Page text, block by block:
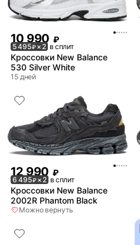
10 990 ₽
5 495₽× 2 в сплит
Кроссовки New Balance
530 Silver White
15 дней
12 990 ₽
6 495₽× 2 в сплит
Кроссовки New Balance
2002R Phantom Black
Можно вернуть